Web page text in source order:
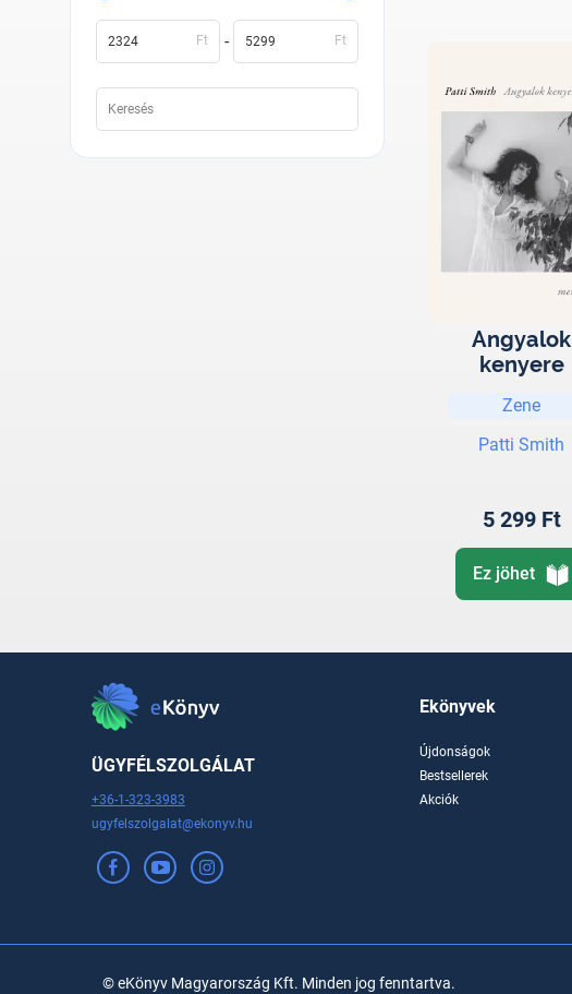
Ft - Ft
Angyalok
kenyere
Zene
Patti Smith
5 299 Ft
Ez jöhet
ÜGYFÉLSZOLGÁLAT
+36-1-323-3983
ugyfelszolgalat@ekonyv.hu
Ekönyvek
Újdonságok
Bestsellerek
Akciók
© eKönyv Magyarország Kft. Minden jog fenntartva.